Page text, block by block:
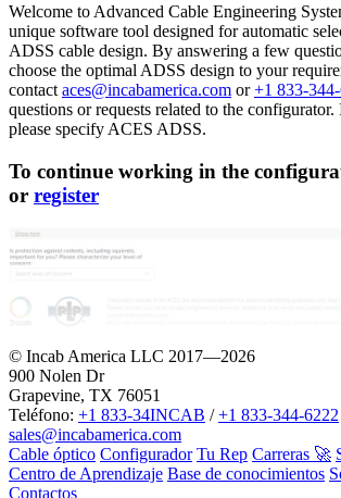
Welcome to Advanced Cable Engineering
unique software tool designed for automatic
ADSS cable design. By answering a few
choose the optimal ADSS design to your
contact aces@incabamerica.com or+1 833-
questions or requests related to the
please specify ACES ADSS.
To continue working in the
or register
© Incab America LLC 2017—2026
900 Nolen Dr
Grapevine, TX 76051
Teléfono: +1 833-34INCAB /+1 833-344-6222
sales@incabamerica.com
Cable óptico Configurador Tu Rep Carreras 🚀
Centro de Aprendizaje Base de conocimientos
Contactos